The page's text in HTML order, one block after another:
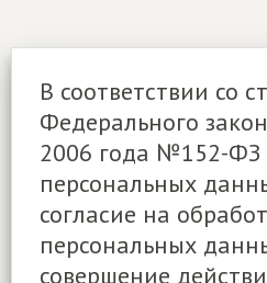
В соответствии со
Федерального
2006 года №152-ФЗ
персональных
согласие на
персональных
совершение